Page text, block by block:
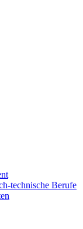
technische Berufe